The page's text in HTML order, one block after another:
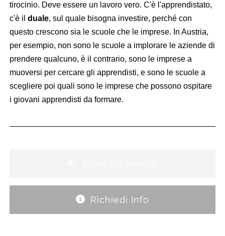
tirocinio. Deve essere un lavoro vero. C'è l'apprendistato,
c'è il duale, sul quale bisogna investire, perché con
questo crescono sia le scuole che le imprese. In Austria,
per esempio, non sono le scuole a implorare le aziende di
prendere qualcuno, è il contrario, sono le imprese a
muoversi per cercare gli apprendisti, e sono le scuole a
scegliere poi quali sono le imprese che possono ospitare
i giovani apprendisti da formare.
Richiedi Info